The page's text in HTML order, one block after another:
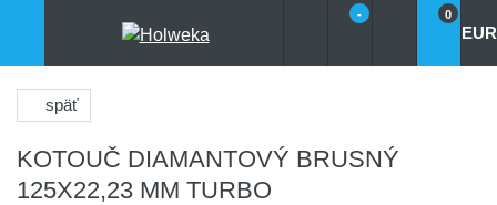
- 0
EUR
späť
KOTOUČ DIAMANTOVÝ BRUSNÝ
125X22,23 MM TURBO